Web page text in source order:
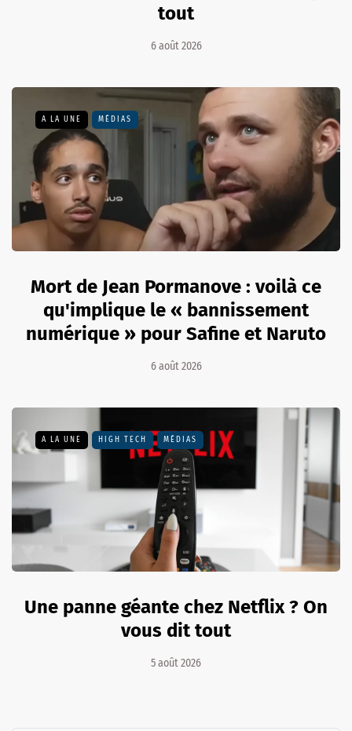
tout
6 août 2026
A LA UNE MÉDIAS
Mort de Jean Pormanove : voilà ce
qu'implique le « bannissement
numérique » pour Safine et Naruto
6 août 2026
A LA UNE HIGH TECH MÉDIAS
Une panne géante chez Netflix ? On
vous dit tout
5 août 2026